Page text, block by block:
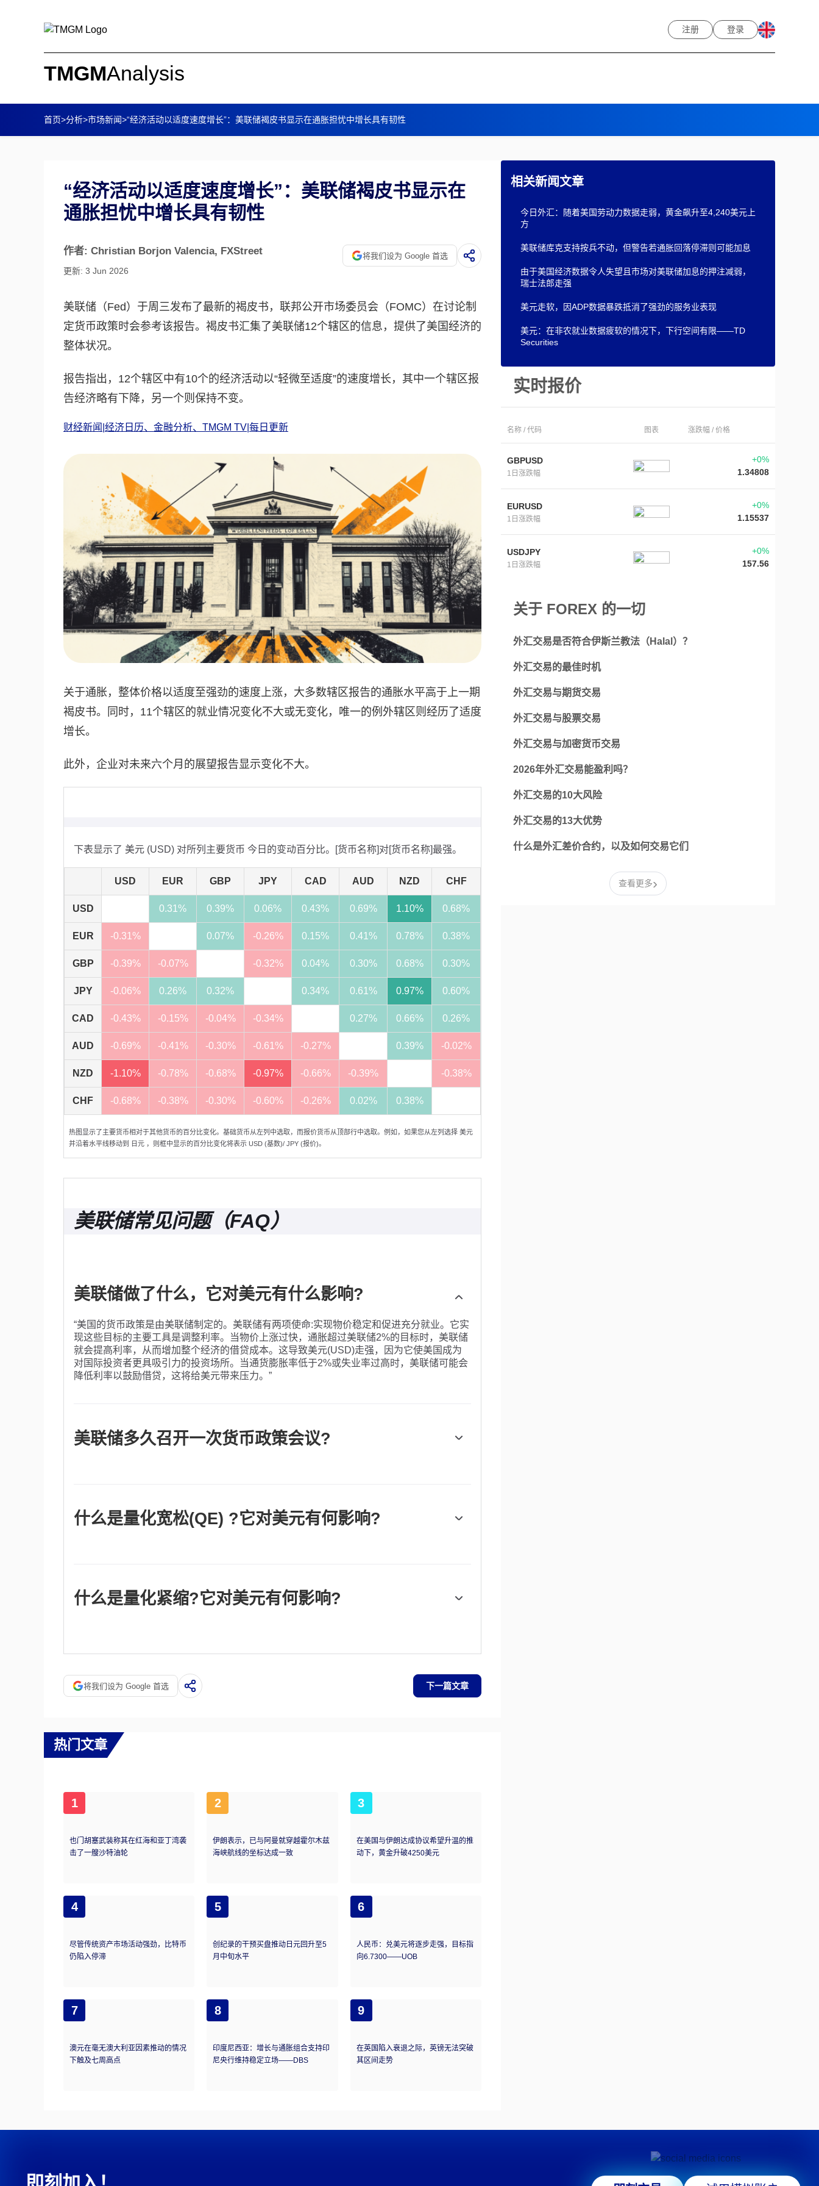
注册 登录
TMGMAnalysis
首页>分析>市场新闻>“经济活动以适度速度增长”：美联储褐皮书显示在通胀担忧中增长具有韧性
“经济活动以适度速度增长”：美联储褐皮书显示在
通胀担忧中增长具有韧性
作者: Christian Borjon Valencia, FXStreet
更新: 3 Jun 2026
将我们设为 Google 首选
美联储（Fed）于周三发布了最新的褐皮书，联邦公开市场委员会（FOMC）在讨论制
定货币政策时会参考该报告。褐皮书汇集了美联储12个辖区的信息，提供了美国经济的
整体状况。
报告指出，12个辖区中有10个的经济活动以“轻微至适度”的速度增长，其中一个辖区报
告经济略有下降，另一个则保持不变。
财经新闻|经济日历、金融分析、TMGM TV|每日更新
关于通胀，整体价格以适度至强劲的速度上涨，大多数辖区报告的通胀水平高于上一期
褐皮书。同时，11个辖区的就业情况变化不大或无变化，唯一的例外辖区则经历了适度
增长。
此外，企业对未来六个月的展望报告显示变化不大。
下表显示了 美元 (USD) 对所列主要货币 今日的变动百分比。[货币名称]对[货币名称]最强。
USD EUR GBP JPY CAD AUD NZD CHF
USD 0.31% 0.39% 0.06% 0.43% 0.69% 1.10% 0.68%
EUR -0.31% 0.07% -0.26% 0.15% 0.41% 0.78% 0.38%
GBP -0.39% -0.07% -0.32% 0.04% 0.30% 0.68% 0.30%
JPY -0.06% 0.26% 0.32% 0.34% 0.61% 0.97% 0.60%
CAD -0.43% -0.15% -0.04% -0.34% 0.27% 0.66% 0.26%
AUD -0.69% -0.41% -0.30% -0.61% -0.27% 0.39% -0.02%
NZD -1.10% -0.78% -0.68% -0.97% -0.66% -0.39% -0.38%
CHF -0.68% -0.38% -0.30% -0.60% -0.26% 0.02% 0.38%
热图显示了主要货币相对于其他货币的百分比变化。基础货币从左列中选取，而报价货币从顶部行中选取。例如，如果您从左列选择 美元
并沿着水平线移动到 日元 ，则框中显示的百分比变化将表示 USD (基数)/ JPY (报价)。
美联储常见问题（FAQ）
美联储做了什么，它对美元有什么影响?
“美国的货币政策是由美联储制定的。美联储有两项使命:实现物价稳定和促进充分就业。它实
现这些目标的主要工具是调整利率。当物价上涨过快，通胀超过美联储2%的目标时，美联储
就会提高利率，从而增加整个经济的借贷成本。这导致美元(USD)走强，因为它使美国成为
对国际投资者更具吸引力的投资场所。当通货膨胀率低于2%或失业率过高时，美联储可能会
降低利率以鼓励借贷，这将给美元带来压力。”
美联储多久召开一次货币政策会议?
轮流担任。”
什么是量化宽松(QE) ?它对美元有何影响?
美元从金融机构购买高评级债券。量化宽松通常会削弱美元。”
什么是量化紧缩?它对美元有何影响?
将我们设为 Google 首选 下一篇文章
热门文章
1
也门胡塞武装称其在红海和亚丁湾袭
击了一艘沙特油轮
2
伊朗表示，已与阿曼就穿越霍尔木兹
海峡航线的坐标达成一致
3
在美国与伊朗达成协议希望升温的推
动下，黄金升破4250美元
4
尽管传统资产市场活动强劲，比特币
仍陷入停滞
5
创纪录的干预买盘推动日元回升至5
月中旬水平
6
人民币：兑美元将逐步走强，目标指
向6.7300——UOB
7
澳元在毫无澳大利亚因素推动的情况
下触及七周高点
8
印度尼西亚：增长与通胀组合支持印
尼央行维持稳定立场——DBS
9
在英国陷入衰退之际，英镑无法突破
其区间走势
相关新闻文章
今日外汇：随着美国劳动力数据走弱，黄金飙升至4,240美元上
方
美联储库克支持按兵不动，但警告若通胀回落停滞则可能加息
由于美国经济数据令人失望且市场对美联储加息的押注减弱，
瑞士法郎走强
美元走软，因ADP数据暴跌抵消了强劲的服务业表现
美元：在非农就业数据疲软的情况下，下行空间有限——TD
Securities
实时报价
名称 / 代码 图表 涨跌幅 / 价格
GBPUSD
1日涨跌幅
+0%
1.34808
EURUSD
1日涨跌幅
+0%
1.15537
USDJPY
1日涨跌幅
+0%
157.56
关于 FOREX 的一切
外汇交易是否符合伊斯兰教法（Halal）？
外汇交易的最佳时机
外汇交易与期货交易
外汇交易与股票交易
外汇交易与加密货币交易
2026年外汇交易能盈利吗？
外汇交易的10大风险
外汇交易的13大优势
什么是外汇差价合约，以及如何交易它们
查看更多›